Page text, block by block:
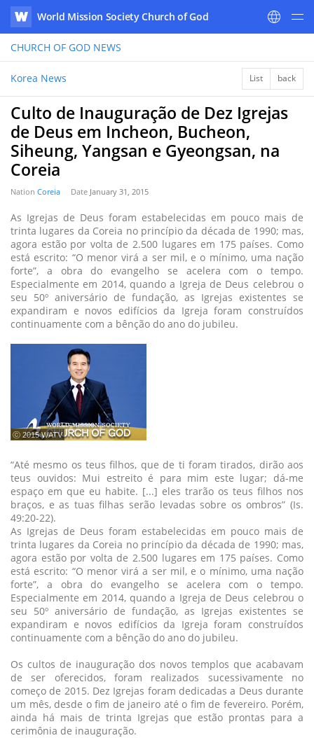
WATV
World Mission Society Church of God
CHURCH OF GOD NEWS
Korea News List back
Culto de Inauguração de Dez Igrejas
de Deus em Incheon, Bucheon,
Siheung, Yangsan e Gyeongsan, na
Coreia
Nation Coreia Date January 31, 2015
As Igrejas de Deus foram estabelecidas em pouco mais de
trinta lugares da Coreia no princípio da década de 1990; mas,
agora estão por volta de 2.500 lugares em 175 países. Como
está escrito: “O menor virá a ser mil, e o mínimo, uma nação
forte”, a obra do evangelho se acelera com o tempo.
Especialmente em 2014, quando a Igreja de Deus celebrou o
seu 50º aniversário de fundação, as Igrejas existentes se
expandiram e novos edifícios da Igreja foram construídos
continuamente com a bênção do ano do jubileu.
ⓒ 2015 WATV
“Até mesmo os teus filhos, que de ti foram tirados, dirão aos
teus ouvidos: Mui estreito é para mim este lugar; dá-me
espaço em que eu habite. [...] eles trarão os teus filhos nos
braços, e as tuas filhas serão levadas sobre os ombros” (Is.
49:20-22).
As Igrejas de Deus foram estabelecidas em pouco mais de
trinta lugares da Coreia no princípio da década de 1990; mas,
agora estão por volta de 2.500 lugares em 175 países. Como
está escrito: “O menor virá a ser mil, e o mínimo, uma nação
forte”, a obra do evangelho se acelera com o tempo.
Especialmente em 2014, quando a Igreja de Deus celebrou o
seu 50º aniversário de fundação, as Igrejas existentes se
expandiram e novos edifícios da Igreja foram construídos
continuamente com a bênção do ano do jubileu.
Os cultos de inauguração dos novos templos que acabavam
de ser oferecidos, foram realizados sucessivamente no
começo de 2015. Dez Igrejas foram dedicadas a Deus durante
um mês, desde o fim de janeiro até o fim de fevereiro. Porém,
ainda há mais de trinta Igrejas que estão prontas para a
cerimônia de inauguração.